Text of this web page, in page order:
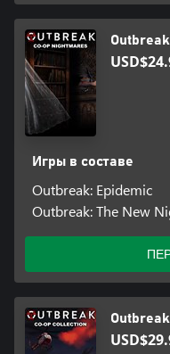
Игры в составе
Outbreak: Epidemic
Outbreak: The New